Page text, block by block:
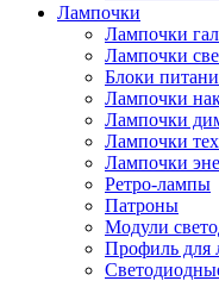
Лампочки
Лампочки
Лампочки
Блоки
Лампочки
Лампочки
Лампочки
Лампочки
Ретро-лампы
Патроны
Модули
Профиль для